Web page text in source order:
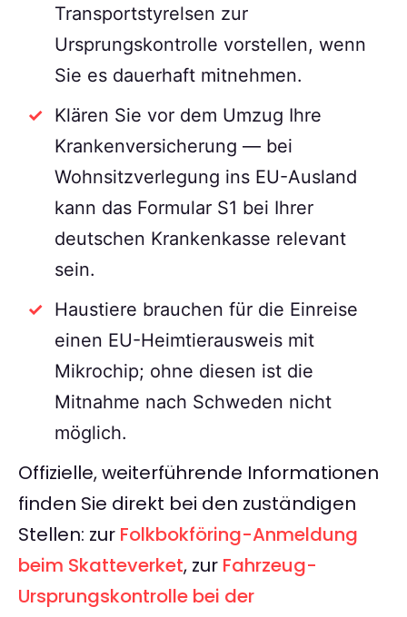
Transportstyrelsen zur
Ursprungskontrolle vorstellen, wenn
Sie es dauerhaft mitnehmen.
Klären Sie vor dem Umzug Ihre
Krankenversicherung — bei
Wohnsitzverlegung ins EU-Ausland
kann das Formular S1 bei Ihrer
deutschen Krankenkasse relevant
sein.
Haustiere brauchen für die Einreise
einen EU-Heimtierausweis mit
Mikrochip; ohne diesen ist die
Mitnahme nach Schweden nicht
möglich.
Offizielle, weiterführende Informationen
finden Sie direkt bei den zuständigen
Stellen: zur Folkbokföring-Anmeldung
beim Skatteverket, zur Fahrzeug-
Ursprungskontrolle bei der